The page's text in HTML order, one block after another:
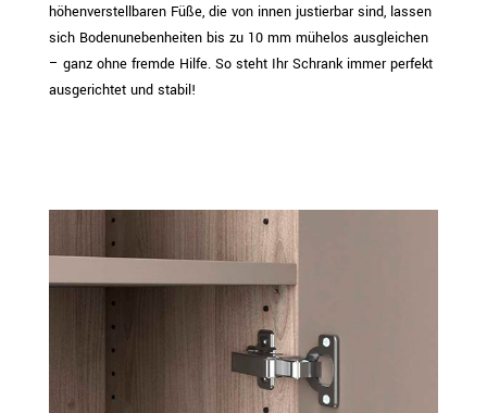
höhenverstellbaren Füße, die von innen justierbar sind, lassen
sich Bodenunebenheiten bis zu 10 mm mühelos ausgleichen
– ganz ohne fremde Hilfe. So steht Ihr Schrank immer perfekt
ausgerichtet und stabil!